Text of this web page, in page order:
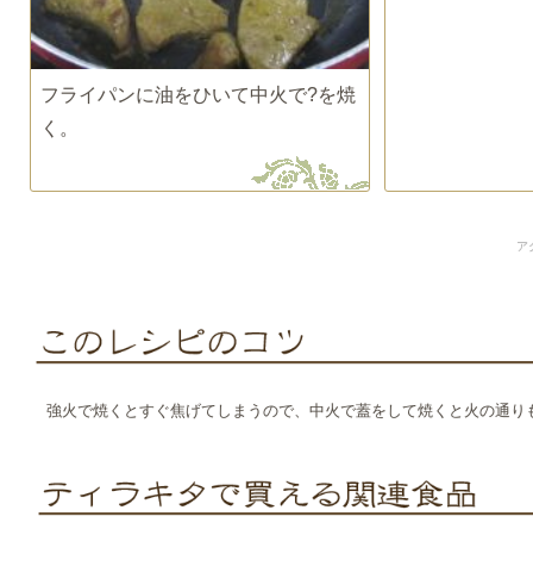
フライパンに油をひいて中火で?を焼
く。
ア
強火で焼くとすぐ焦げてしまうので、中火で蓋をして焼くと火の通り